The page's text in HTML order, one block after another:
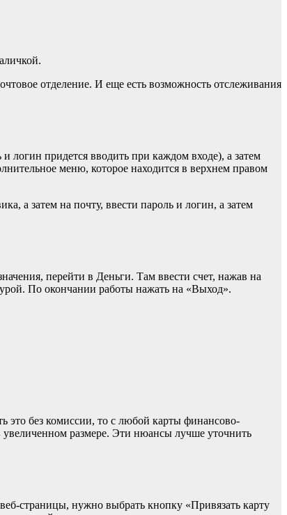
отделение. И еще есть возможность отслеживания
логин придется вводить при каждом входе), а затем
меню, которое находится в верхнем правом
а затем на почту, ввести пароль и логин, а затем
перейти в Деньги. Там ввести счет, нажав на
По окончании работы нажать на «Выход».
это без комиссии, то с любой карты финансово-
увеличенном размере. Эти нюансы лучше уточнить
страницы, нужно выбрать кнопку «Привязать карту